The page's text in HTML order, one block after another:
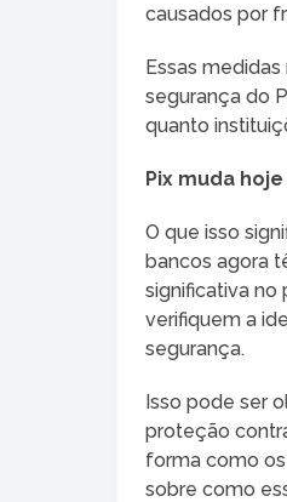
causados por
Essas
segurança do
quanto
Pix muda
O que isso
bancos agora
significativa no
verifiquem a
segurança.
Isso pode ser
proteção
forma como
sobre como